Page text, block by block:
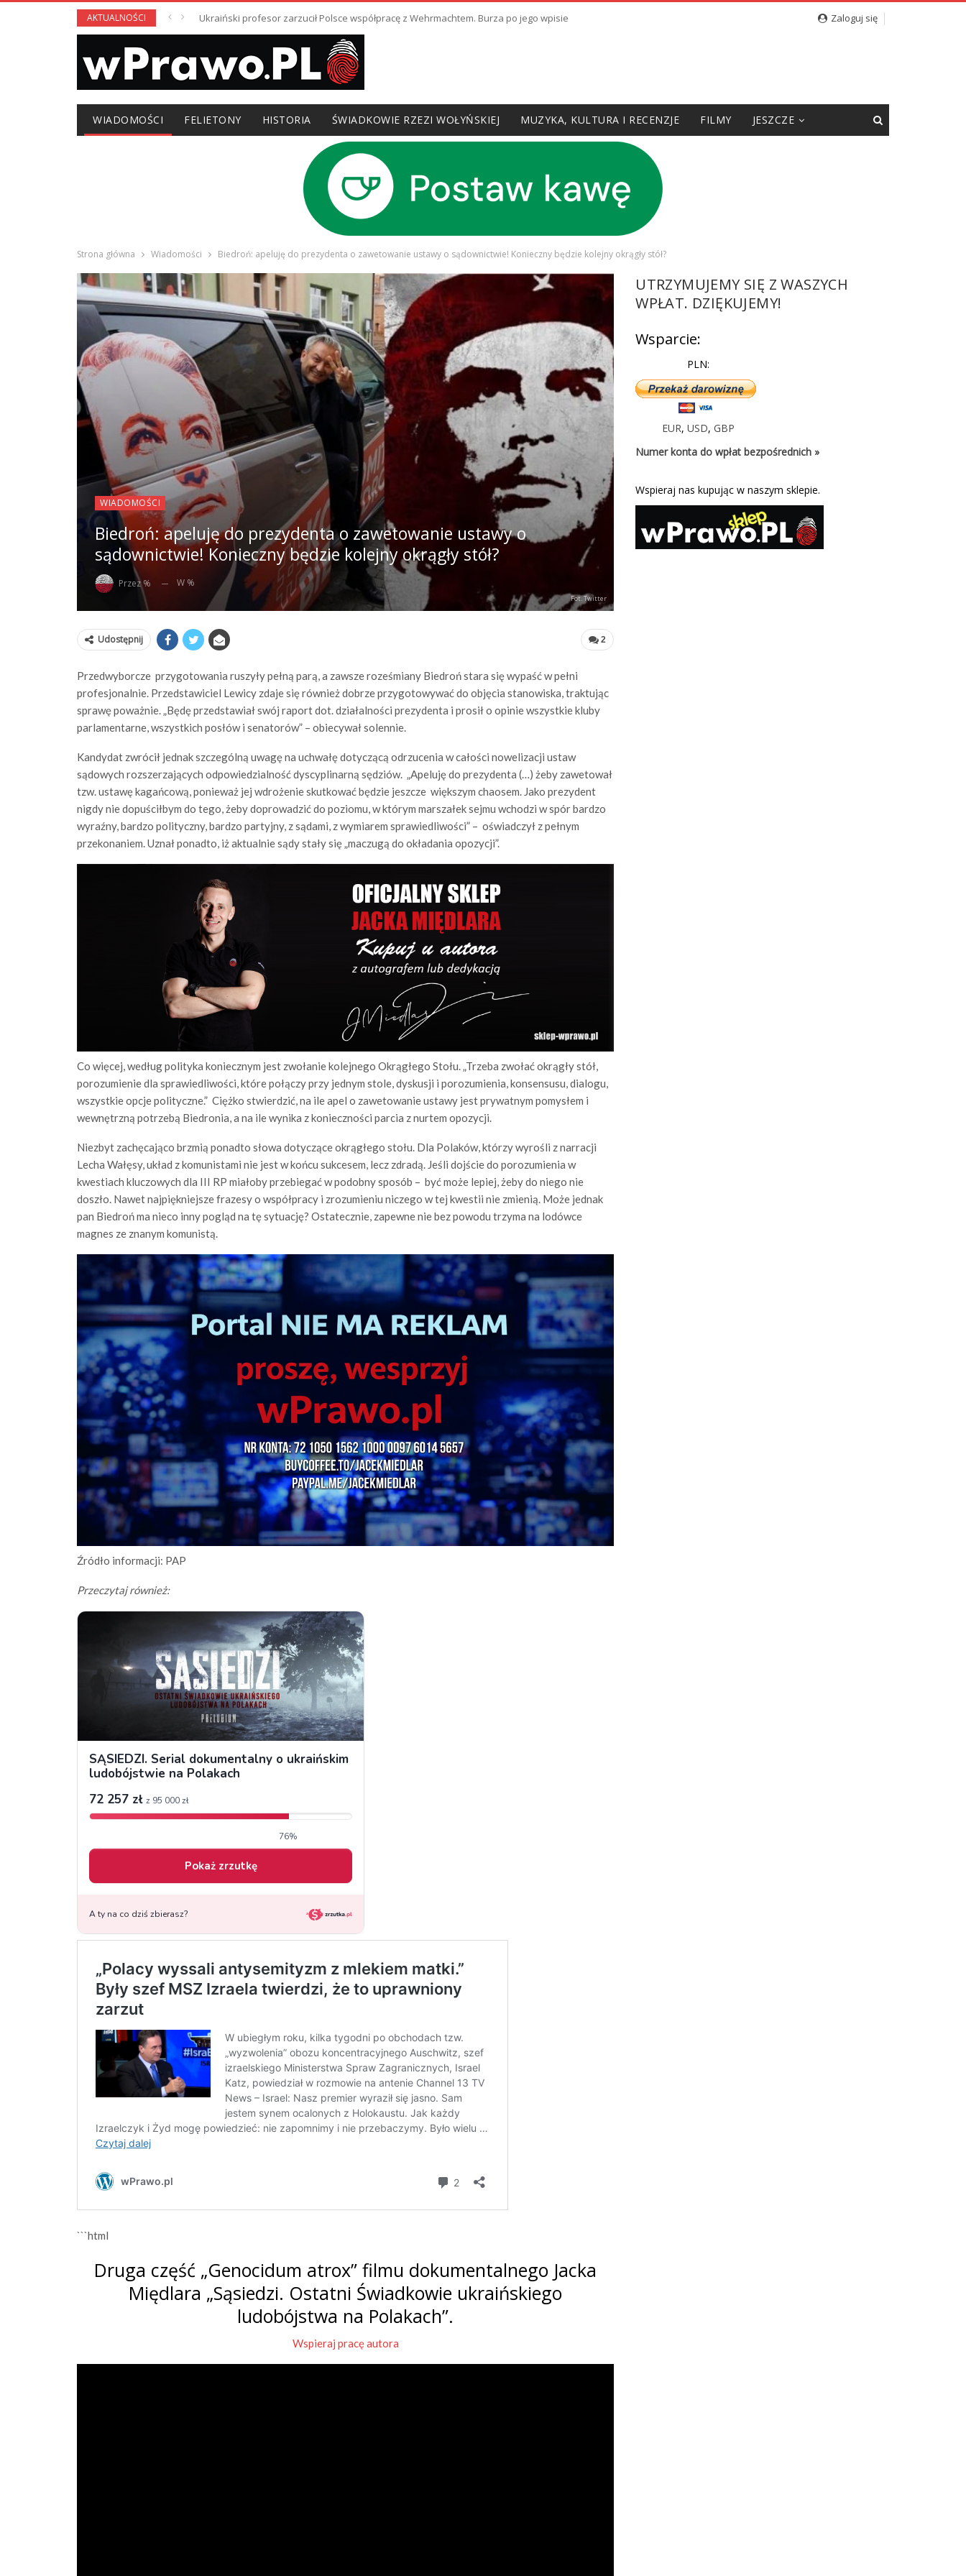
AKTUALNOŚCI Ukraiński profesor zarzucił Polsce współpracę z Wehrmachtem. Burza po jego wpisie Zaloguj się
WIADOMOŚCI FELIETONY HISTORIA ŚWIADKOWIE RZEZI WOŁYŃSKIEJ MUZYKA, KULTURA I RECENZJE FILMY JESZCZE
Strona główna Wiadomości Biedroń: apeluję do prezydenta o zawetowanie ustawy o sądownictwie! Konieczny będzie kolejny okrągły stół?
WIADOMOŚCI
Biedroń: apeluję do prezydenta o zawetowanie ustawy o
sądownictwie! Konieczny będzie kolejny okrągły stół?
Przez % W %
Fot. Twitter
2
Udostępnij
Przedwyborcze przygotowania ruszyły pełną parą, a zawsze roześmiany Biedroń stara się wypaść w pełni
profesjonalnie. Przedstawiciel Lewicy zdaje się również dobrze przygotowywać do objęcia stanowiska, traktując
sprawę poważnie. „Będę przedstawiał swój raport dot. działalności prezydenta i prosił o opinie wszystkie kluby
parlamentarne, wszystkich posłów i senatorów” – obiecywał solennie.
Kandydat zwrócił jednak szczególną uwagę na uchwałę dotyczącą odrzucenia w całości nowelizacji ustaw
sądowych rozszerzających odpowiedzialność dyscyplinarną sędziów. „Apeluję do prezydenta (…) żeby zawetował
tzw. ustawę kagańcową, ponieważ jej wdrożenie skutkować będzie jeszcze większym chaosem. Jako prezydent
nigdy nie dopuściłbym do tego, żeby doprowadzić do poziomu, w którym marszałek sejmu wchodzi w spór bardzo
wyraźny, bardzo polityczny, bardzo partyjny, z sądami, z wymiarem sprawiedliwości” – oświadczył z pełnym
przekonaniem. Uznał ponadto, iż aktualnie sądy stały się „maczugą do okładania opozycji”.
Co więcej, według polityka koniecznym jest zwołanie kolejnego Okrągłego Stołu. „Trzeba zwołać okrągły stół,
porozumienie dla sprawiedliwości, które połączy przy jednym stole, dyskusji i porozumienia, konsensusu, dialogu,
wszystkie opcje polityczne.” Ciężko stwierdzić, na ile apel o zawetowanie ustawy jest prywatnym pomysłem i
wewnętrzną potrzebą Biedronia, a na ile wynika z konieczności parcia z nurtem opozycji.
Niezbyt zachęcająco brzmią ponadto słowa dotyczące okrągłego stołu. Dla Polaków, którzy wyrośli z narracji
Lecha Wałęsy, układ z komunistami nie jest w końcu sukcesem, lecz zdradą. Jeśli dojście do porozumienia w
kwestiach kluczowych dla III RP miałoby przebiegać w podobny sposób – być może lepiej, żeby do niego nie
doszło. Nawet najpiękniejsze frazesy o współpracy i zrozumieniu niczego w tej kwestii nie zmienią. Może jednak
pan Biedroń ma nieco inny pogląd na tę sytuację? Ostatecznie, zapewne nie bez powodu trzyma na lodówce
magnes ze znanym komunistą.
Źródło informacji: PAP
Przeczytaj również:
```html
Druga część „Genocidum atrox” filmu dokumentalnego Jacka
Międlara „Sąsiedzi. Ostatni Świadkowie ukraińskiego
ludobójstwa na Polakach”.
Wspieraj pracę autora
UTRZYMUJEMY SIĘ Z WASZYCH
WPŁAT. DZIĘKUJEMY!
Wsparcie:
PLN:
EUR,USD,GBP
Numer konta do wpłat bezpośrednich »
Wspieraj nas kupując w naszym sklepie.